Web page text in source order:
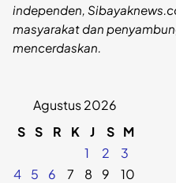
independen,
masyarakat dan
mencerdaskan.
Agustus 2026
S S R K J S M
1
2
3
4
5 6 7 8 9
10